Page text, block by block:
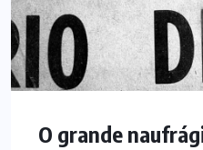
O grande